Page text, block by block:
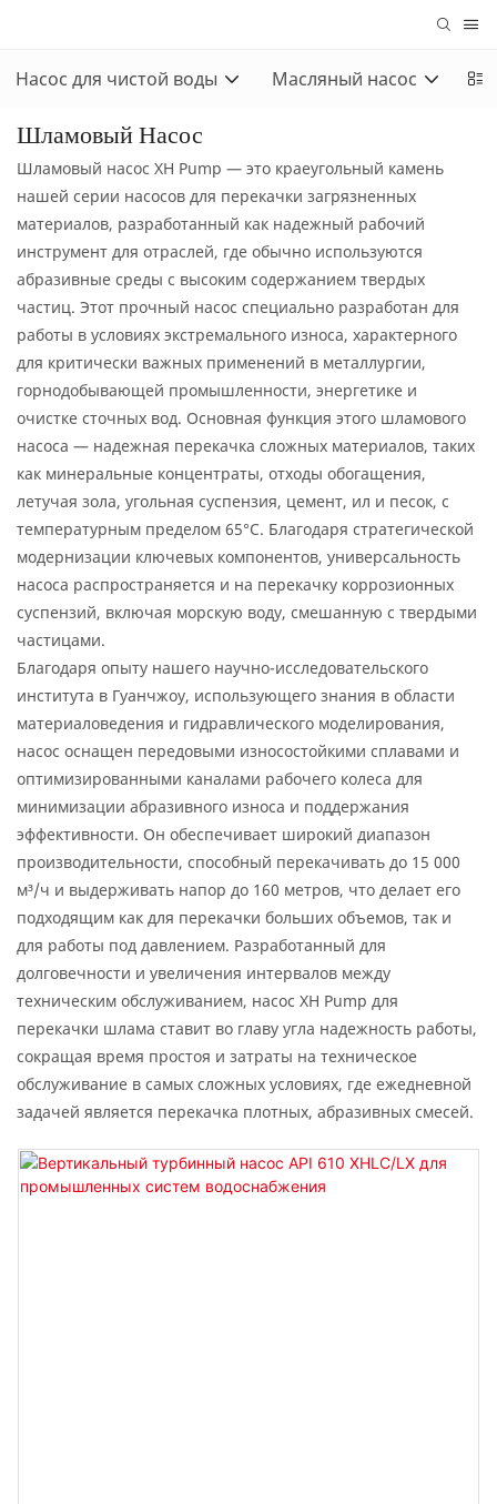
Насос для чистой воды Масляный насос
Шламовый Насос
Шламовый насос XH Pump — это краеугольный камень
нашей серии насосов для перекачки загрязненных
материалов, разработанный как надежный рабочий
инструмент для отраслей, где обычно используются
абразивные среды с высоким содержанием твердых
частиц. Этот прочный насос специально разработан для
работы в условиях экстремального износа, характерного
для критически важных применений в металлургии,
горнодобывающей промышленности, энергетике и
очистке сточных вод. Основная функция этого шламового
насоса — надежная перекачка сложных материалов, таких
как минеральные концентраты, отходы обогащения,
летучая зола, угольная суспензия, цемент, ил и песок, с
температурным пределом 65°C. Благодаря стратегической
модернизации ключевых компонентов, универсальность
насоса распространяется и на перекачку коррозионных
суспензий, включая морскую воду, смешанную с твердыми
частицами.
Благодаря опыту нашего научно-исследовательского
института в Гуанчжоу, использующего знания в области
материаловедения и гидравлического моделирования,
насос оснащен передовыми износостойкими сплавами и
оптимизированными каналами рабочего колеса для
минимизации абразивного износа и поддержания
эффективности. Он обеспечивает широкий диапазон
производительности, способный перекачивать до 15 000
м³/ч и выдерживать напор до 160 метров, что делает его
подходящим как для перекачки больших объемов, так и
для работы под давлением. Разработанный для
долговечности и увеличения интервалов между
техническим обслуживанием, насос XH Pump для
перекачки шлама ставит во главу угла надежность работы,
сокращая время простоя и затраты на техническое
обслуживание в самых сложных условиях, где ежедневной
задачей является перекачка плотных, абразивных смесей.